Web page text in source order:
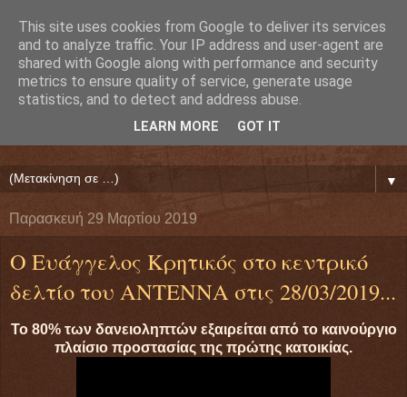
Ευάγγελος Κρητικός
ΠΡΟΕΔΡΟΣ ΕΘΝΙΚΗΣ ΟΜΟΣΠΟΝΔΙΑΣ ΔΑΝΕΙΟΛΗΠΤΩΝ
▼
Παρασκευή 29 Μαρτίου 2019
Ο Ευάγγελος Κρητικός στο κεντρικό
δελτίο του ΑΝΤΕΝΝΑ στις 28/03/2019...
Το 80% των δανειοληπτών εξαιρείται από το καινούργιο
πλαίσιο προστασίας της πρώτης κατοικίας.
This site uses cookies from Google to deliver its services
and to analyze traffic. Your IP address and user-agent are
shared with Google along with performance and security
metrics to ensure quality of service, generate usage
statistics, and to detect and address abuse.
LEARN MORE GOT IT